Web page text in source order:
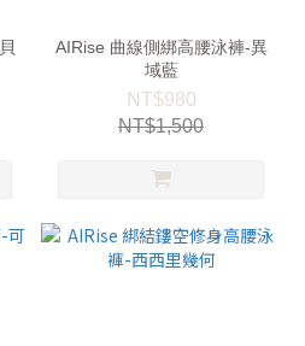
AIRise 曲線側綁高腰泳褲-異
域藍
NT$980
NT$1,500